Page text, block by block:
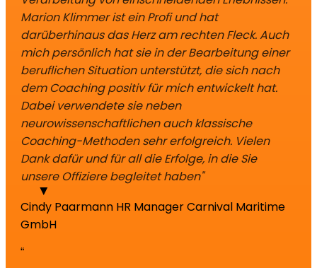
Marion Klimmer ist ein Profi und hat
darüberhinaus das Herz am rechten Fleck. Auch
mich persönlich hat sie in der Bearbeitung einer
beruflichen Situation unterstützt, die sich nach
dem Coaching positiv für mich entwickelt hat.
Dabei verwendete sie neben
neurowissenschaftlichen auch klassische
Coaching-Methoden sehr erfolgreich. Vielen
Dank dafür und für all die Erfolge, in die Sie
unsere Offiziere begleitet haben"
Cindy Paarmann HR Manager Carnival Maritime
GmbH
“